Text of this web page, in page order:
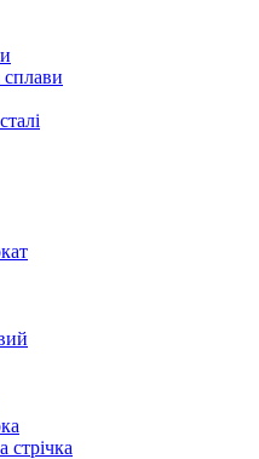
сплави
стрічка